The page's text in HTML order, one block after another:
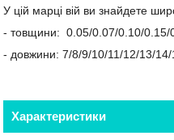
У цій марці вій ви знайдете
- товщини: 0.05/0.07/0.10/0.15/
- довжини: 7/8/9/10/11/12/13/
Характеристики